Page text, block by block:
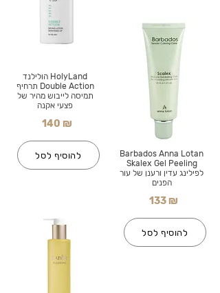
HolyLand הולילנד
Double Action תרחיף
תמיסה לייבוש מהיר של
פצעי אקנה
140 ₪
להוסיף לסל
Barbados Anna Lotan
Skalex Gel Peeling
לפילינג עדין ורענן של עור
הפנים
133 ₪
להוסיף לסל